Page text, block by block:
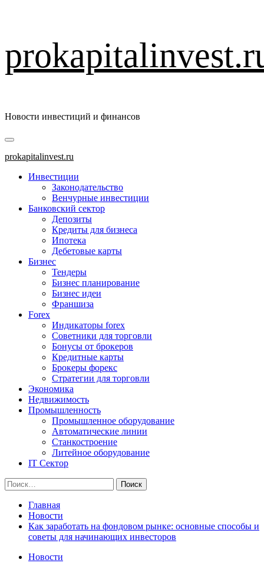
к
содержимому
Новости инвестиций и финансов
Основное
меню
prokapitalinvest.ru
Инвестиции
Законодательство
Венчурные инвестиции
Банковский сектор
Депозиты
Кредиты для бизнеса
Ипотека
Дебетовые карты
Бизнес
Тендеры
Бизнес планирование
Бизнес идеи
Франшиза
Forex
Индикаторы forex
Советники для торговли
Бонусы от брокеров
Кредитные карты
Брокеры форекс
Стратегии для торговли
Экономика
Недвижимость
Промышленность
Промышленное оборудование
Автоматические линии
Станкостроение
Литейное оборудование
IT Сектор
Найти:
Главная
Новости
Как заработать на фондовом рынке: основные способы и
советы для начинающих инвесторов
Новости